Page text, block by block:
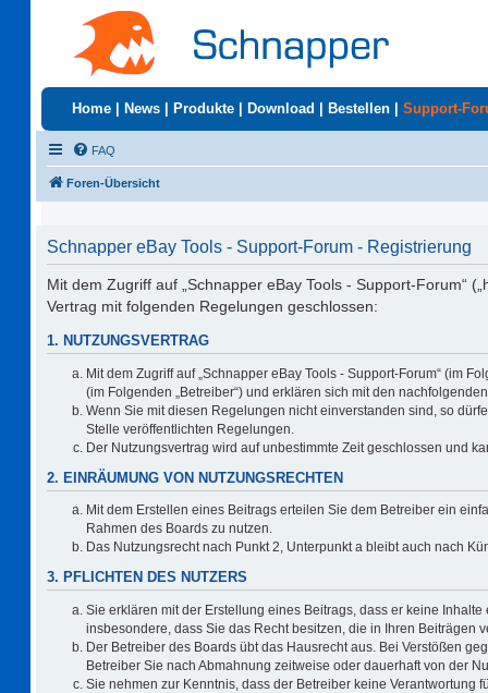
Home News Produkte Download Bestellen Support-
FAQ
Foren-Übersicht
Schnapper eBay Tools - Support-Forum - Registrierung
Mit dem Zugriff auf „Schnapper eBay Tools - Support-Forum“
Vertrag mit folgenden Regelungen geschlossen:
1. NUTZUNGSVERTRAG
Mit dem Zugriff auf „Schnapper eBay Tools - Support-Forum“ (im
(im Folgenden „Betreiber“) und erklären sich mit den
Wenn Sie mit diesen Regelungen nicht einverstanden sind, so
Stelle veröffentlichten Regelungen.
Der Nutzungsvertrag wird auf unbestimmte Zeit geschlossen und
2. EINRÄUMUNG VON NUTZUNGSRECHTEN
Mit dem Erstellen eines Beitrags erteilen Sie dem Betreiber ein
Rahmen des Boards zu nutzen.
Das Nutzungsrecht nach Punkt 2, Unterpunkt a bleibt auch nach
3. PFLICHTEN DES NUTZERS
Sie erklären mit der Erstellung eines Beitrags, dass er keine
insbesondere, dass Sie das Recht besitzen, die in Ihren Beiträgen
Der Betreiber des Boards übt das Hausrecht aus. Bei Verstößen
Betreiber Sie nach Abmahnung zeitweise oder dauerhaft von der
Sie nehmen zur Kenntnis, dass der Betreiber keine Verantwortung